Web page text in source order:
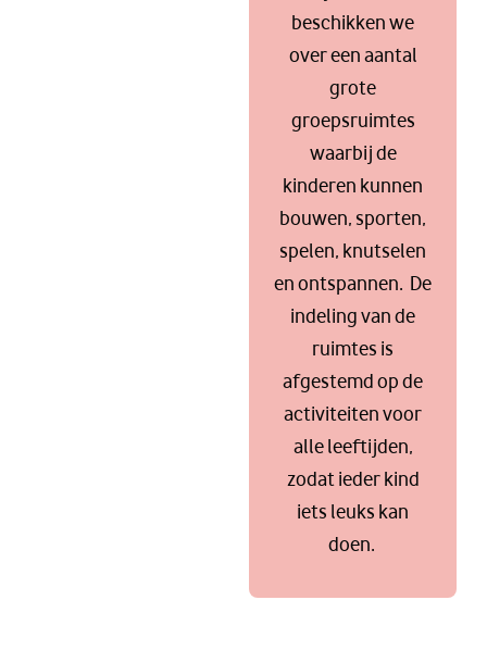
beschikken we
over een aantal
grote
groepsruimtes
waarbij de
kinderen kunnen
bouwen, sporten,
spelen, knutselen
en ontspannen. De
indeling van de
ruimtes is
afgestemd op de
activiteiten voor
alle leeftijden,
zodat ieder kind
iets leuks kan
doen.